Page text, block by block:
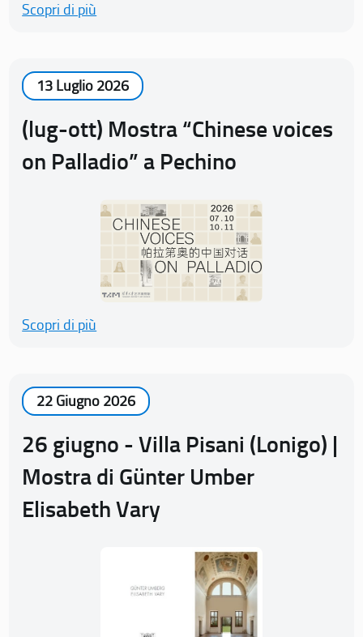
Scopri di più
13 Luglio 2026
(lug-ott) Mostra “Chinese voices
on Palladio” a Pechino
Scopri di più
22 Giugno 2026
26 giugno - Villa Pisani (Lonigo) |
Mostra di Günter Umber
Elisabeth Vary